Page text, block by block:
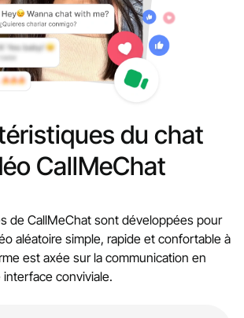
du chat
CallMeChat
de CallMeChat sont développées pour
aléatoire simple, rapide et confortable à
est axée sur la communication en
conviviale.